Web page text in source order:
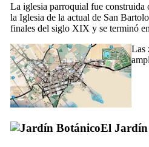
La iglesia parroquial fue construida
la Iglesia de la actual de San
finales del siglo XIX y se terminó
Las
El Jardín